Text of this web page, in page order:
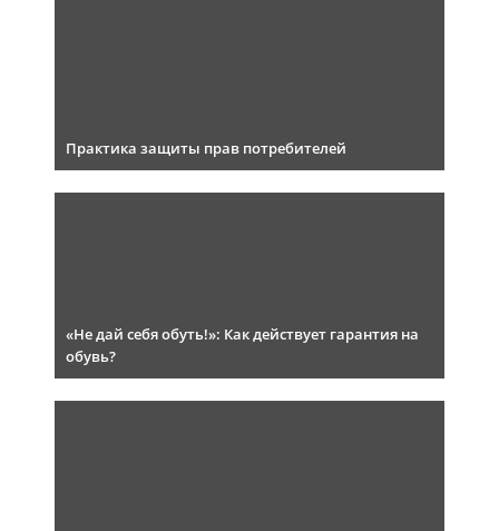
Практика защиты прав потребителей
«Не дай себя обуть!»: Как действует гарантия на
обувь?